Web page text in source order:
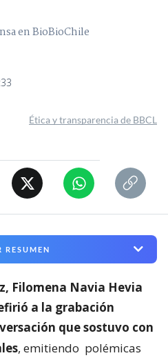
en BioBioChile
Ética y transparencia de BBCL
RESUMEN
Filomena Navia Hevia
a la grabación
que sostuvo con
, emitiendo polémicas